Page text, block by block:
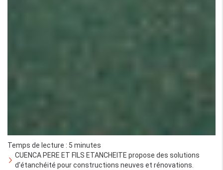
Temps de lecture : 5 minutes
CUENCA PERE ET FILS ETANCHEITE propose des solutions
d'étanchéité pour constructions neuves et rénovations.